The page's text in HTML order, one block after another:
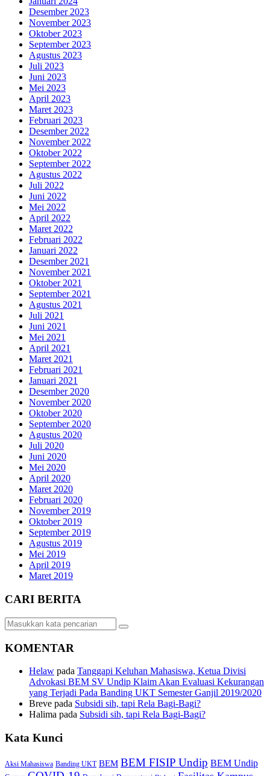
Desember 2023
November 2023
Oktober 2023
September 2023
Agustus 2023
Juli 2023
Juni 2023
Mei 2023
April 2023
Maret 2023
Februari 2023
Desember 2022
November 2022
Oktober 2022
September 2022
Agustus 2022
Juli 2022
Juni 2022
Mei 2022
April 2022
Maret 2022
Februari 2022
Januari 2022
Desember 2021
November 2021
Oktober 2021
September 2021
Agustus 2021
Juli 2021
Juni 2021
Mei 2021
April 2021
Maret 2021
Februari 2021
Januari 2021
Desember 2020
November 2020
Oktober 2020
September 2020
Agustus 2020
Juli 2020
Juni 2020
Mei 2020
April 2020
Maret 2020
Februari 2020
November 2019
Oktober 2019
September 2019
Agustus 2019
Mei 2019
April 2019
Maret 2019
CARI BERITA
KOMENTAR
Helaw pada Tanggapi Keluhan Mahasiswa, Ketua Divisi
Advokasi BEM SV Undip Klaim Akan Evaluasi Kekurangan
yang Terjadi Pada Banding UKT Semester Ganjil 2019/2020
Breve pada Subsidi sih, tapi Rela Bagi-Bagi?
Halima pada Subsidi sih, tapi Rela Bagi-Bagi?
Kata Kunci
Aksi Mahasiswa Banding UKT BEM BEM FISIP Undip BEM Undip